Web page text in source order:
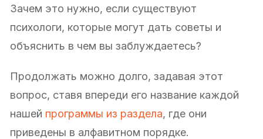
Зачем это нужно, если существуют
психологи, которые могут дать советы и
объяснить в чем вы заблуждаетесь?
Продолжать можно долго, задавая этот
вопрос, ставя впереди его название каждой
нашей программы из раздела, где они
приведены в алфавитном порядке.